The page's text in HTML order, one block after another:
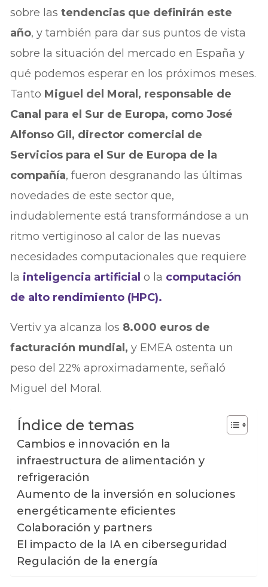
sobre lastendencias que definirán este
año, y también para dar sus puntos de vista
sobre la situación del mercado en España y
qué podemos esperar en los próximos meses.
Tanto Miguel del Moral, responsable de
Canal para el Sur de Europa, como José
Alfonso Gil, director comercial de
Servicios para el Sur de Europa de la
compañía, fueron desgranando las últimas
novedades de este sector que,
indudablemente está transformándose a un
ritmo vertiginoso al calor de las nuevas
necesidades computacionales que requiere
la inteligencia artificial o la computación
de alto rendimiento (HPC).
Vertiv ya alcanza los 8.000 euros de
facturación mundial, y EMEA ostenta un
peso del 22% aproximadamente, señaló
Miguel del Moral.
Índice de temas
Cambios e innovación en la
infraestructura de alimentación y
refrigeración
Aumento de la inversión en soluciones
energéticamente eficientes
Colaboración y partners
El impacto de la IA en ciberseguridad
Regulación de la energía